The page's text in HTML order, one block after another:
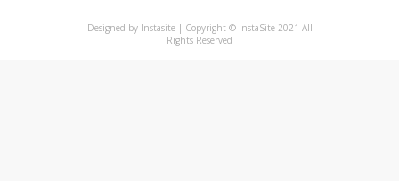
Designed by Instasite | Copyright © InstaSite 2021 All
Rights Reserved